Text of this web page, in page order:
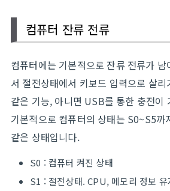
컴퓨터 잔류 전류
컴퓨터에는 기본적으로 잔류 전류가
서 절전상태에서 키보드 입력으로 살
같은 기능, 아니면 USB를 통한 충전이
기본적으로 컴퓨터의 상태는 S0~S5까
같은 상태입니다.
S0 : 컴퓨터 켜진 상태
S1 : 절전상태. CPU, 메모리 정보